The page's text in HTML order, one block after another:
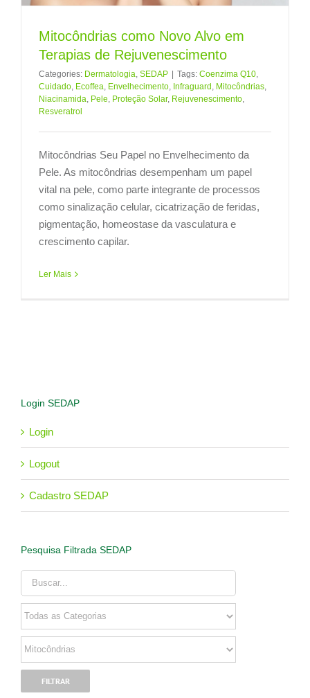
Mitocôndrias como Novo Alvo em
Terapias de Rejuvenescimento
Categories: Dermatologia SEDAP | Tags: Coenzima Q10
Cuidado Ecoffea Envelhecimento Infraguard Mitocôndrias
Niacinamida Pele Proteção Solar, Rejuvenescimento
Resveratrol
Mitocôndrias Seu Papel no Envelhecimento da
Pele. As mitocôndrias desempenham um papel
vital na pele, como parte integrante de processos
como sinalização celular, cicatrização de feridas,
pigmentação, homeostase da vasculatura e
crescimento capilar.
Ler Mais
Login SEDAP
Login
Logout
Cadastro SEDAP
Pesquisa Filtrada SEDAP